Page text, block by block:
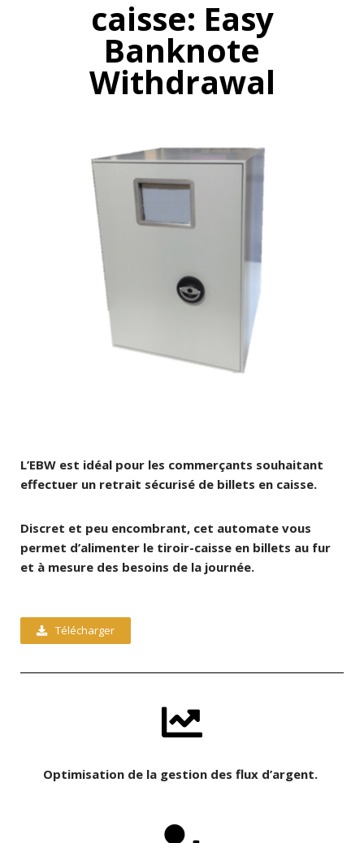
caisse: Easy
Banknote
Withdrawal
L’EBW est idéal pour les commerçants souhaitant
effectuer un retrait sécurisé de billets en caisse.
Discret et peu encombrant, cet automate vous
permet d’alimenter le tiroir-caisse en billets au fur
et à mesure des besoins de la journée.
Télécharger
Optimisation de la gestion des flux d’argent.